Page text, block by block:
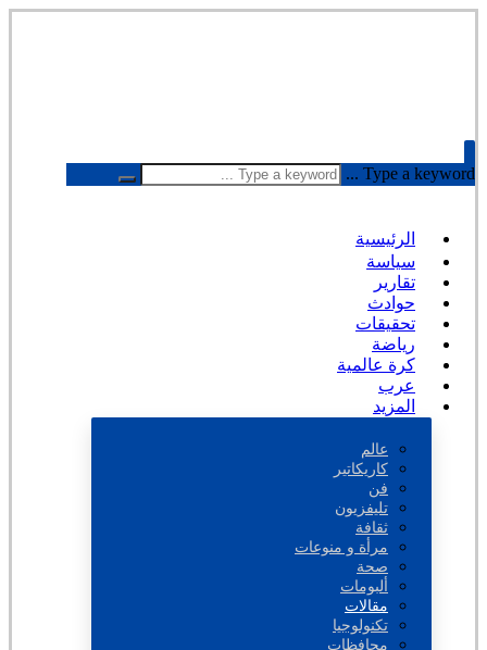
Type a keyword ...
الرئيسية
سياسة
تقارير
حوادث
تحقيقات
رياضة
كرة عالمية
عرب
المزيد
عالم
كاريكاتير
فن
تليفزيون
ثقافة
مرأة و منوعات
صحة
ألبومات
مقالات
تكنولوجيا
محافظات